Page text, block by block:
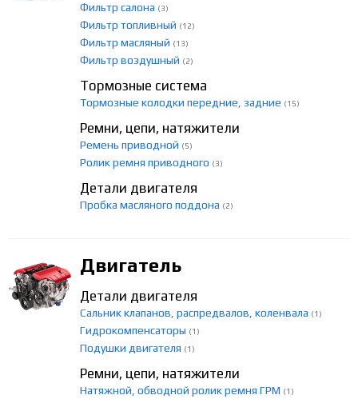
Фильтр салона (3)
Фильтр топливный (12)
Фильтр масляный (13)
Фильтр воздушный (2)
Тормозные система
Тормозные колодки передние, задние (15)
Ремни, цепи, натяжители
Ремень приводной (5)
Ролик ремня приводного (3)
Детали двигателя
Пробка масляного поддона (2)
Двигатель
Детали двигателя
Сальник клапанов, распредвалов, коленвала (1)
Гидрокомпенсаторы (1)
Подушки двигателя (1)
Ремни, цепи, натяжители
Натяжной, обводной ролик ремня ГРМ (1)